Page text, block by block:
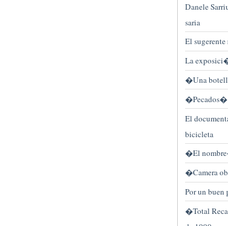
Danele
saria
El
La
�Una
�Pecados�
El
bicicleta
�El
�Camera
Por un
�Total